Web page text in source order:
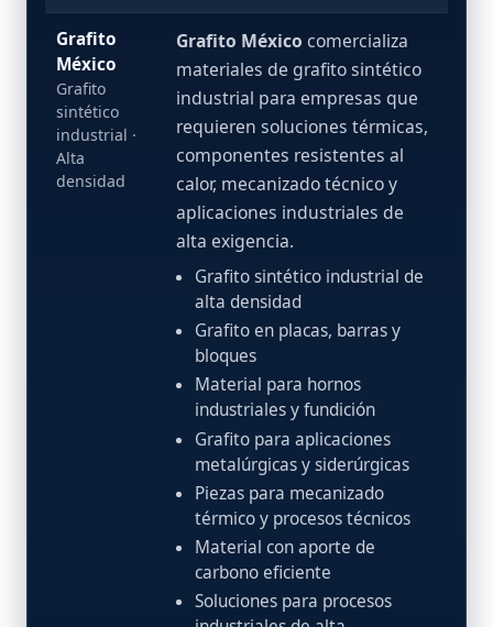
Grafito
México
Grafito
sintético
industrial ·
Alta
densidad
Grafito México comercializa
materiales de grafito sintético
industrial para empresas que
requieren soluciones térmicas,
componentes resistentes al
calor, mecanizado técnico y
aplicaciones industriales de
alta exigencia.
Grafito sintético industrial de
alta densidad
Grafito en placas, barras y
bloques
Material para hornos
industriales y fundición
Grafito para aplicaciones
metalúrgicas y siderúrgicas
Piezas para mecanizado
térmico y procesos técnicos
Material con aporte de
carbono eficiente
Soluciones para procesos